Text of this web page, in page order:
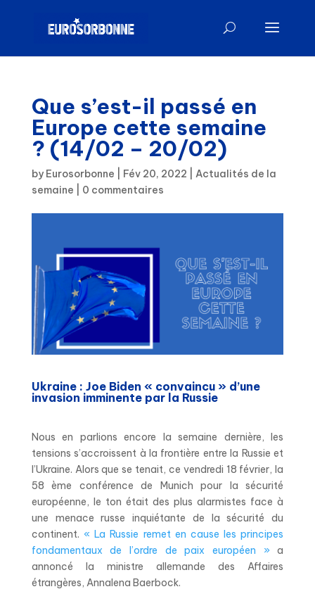
Que s’est-il passé en
Europe cette semaine
? (14/02 – 20/02)
by Eurosorbonne Fév 20, 2022
Actualités de la
semaine
0 commentaires
Ukraine : Joe Biden « convaincu » d’une
invasion imminente par la Russie
Nous en parlions encore la semaine dernière, les
tensions s’accroissent à la frontière entre la Russie et
l’Ukraine. Alors que se tenait, ce vendredi 18 février, la
58 ème conférence de Munich pour la sécurité
européenne, le ton était des plus alarmistes face à
une menace russe inquiétante de la sécurité du
continent. « La Russie remet en cause les principes
fondamentaux de l’ordre de paix européen » a
annoncé la ministre allemande des Affaires
étrangères, Annalena Baerbock.